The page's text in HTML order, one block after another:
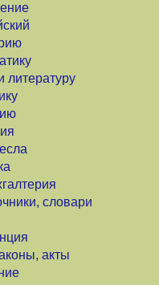
литературу
словари
акты